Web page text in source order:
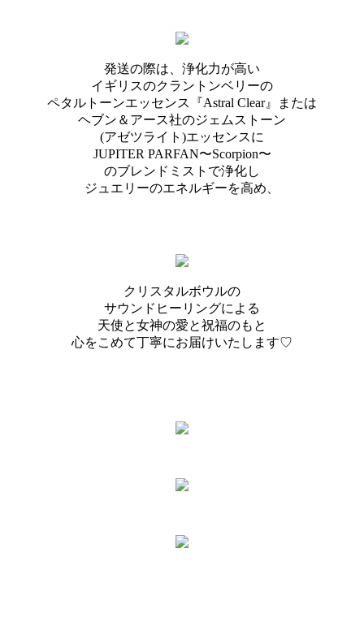
発送の際は、浄化力が高い
イギリスのクラントンベリーの
ペタルトーンエッセンス『Astral Clear』または
ヘブン＆アース社のジェムストーン
(アゼツライト)エッセンスに
JUPITER PARFAN〜Scorpion〜
のブレンドミストで浄化し
ジュエリーのエネルギーを高め、
クリスタルボウルの
サウンドヒーリングによる
天使と女神の愛と祝福のもと
心をこめて丁寧にお届けいたします♡